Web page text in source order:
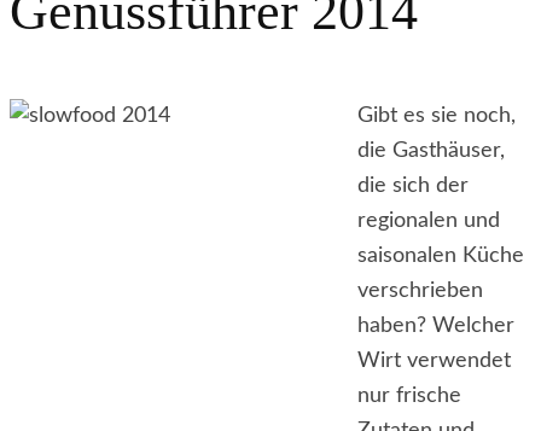
Gibt es sie noch,
die Gasthäuser,
die sich der
regionalen und
saisonalen Küche
verschrieben
haben? Welcher
Wirt verwendet
nur frische